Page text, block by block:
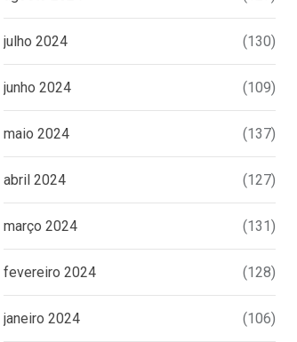
julho 2024 (130)
junho 2024 (109)
maio 2024 (137)
abril 2024 (127)
março 2024 (131)
fevereiro 2024 (128)
janeiro 2024 (106)